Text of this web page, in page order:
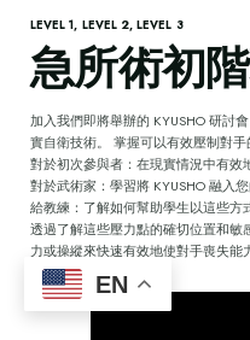
LEVEL 1, LEVEL 2, LEVEL 3
急所術初
加入我們即將舉辦的 KYUSHO 研討
實自衛技術。 掌握可以有效壓制對手
對於初次參與者：在現實情況中有效
對於武術家：學習將 KYUSHO 融入
給教練：了解如何幫助學生以這些方
透過了解這些壓力點的確切位置和
力或操縱來快速有效地使對手喪失能
EN